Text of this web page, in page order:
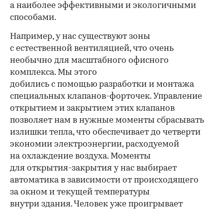
а наиболее эффективными и экологичными
способами.
Например, у нас существуют зоны
с естественной вентиляцией, что очень
необычно для масштабного офисного
комплекса. Мы этого
добились с помощью разработки и монтажа
специальных клапанов-форточек. Управление
открытием и закрытием этих клапанов
позволяет нам в нужные моменты сбрасывать
излишки тепла, что обеспечивает до четверти
экономии электроэнергии, расходуемой
на охлаждение воздуха. Моменты
для открытия-закрытия у нас выбирает
автоматика в зависимости от происходящего
за окном и текущей температуры
внутри здания. Человек уже проигрывает